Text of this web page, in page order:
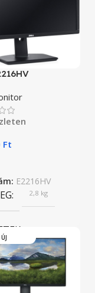
Ft
E2216HV
2,8 kg
× 39,6 cm
Dell
ÚJ